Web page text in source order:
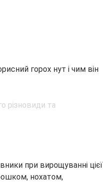
горох нут і чим він
при вирощуванні цієї
нохатом,